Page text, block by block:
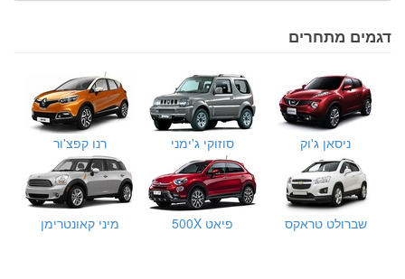
דגמים מתחרים
ניסאן ג'וק סוזוקי ג'ימני רנו קפצ'ור
שברולט טראקס פיאט 500X מיני קאונטרימן